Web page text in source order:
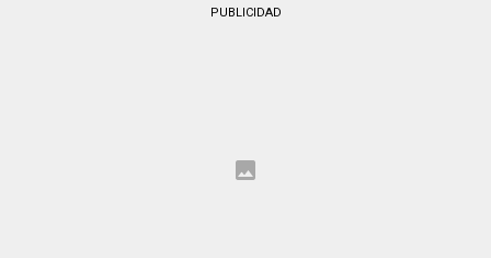
PUBLICIDAD